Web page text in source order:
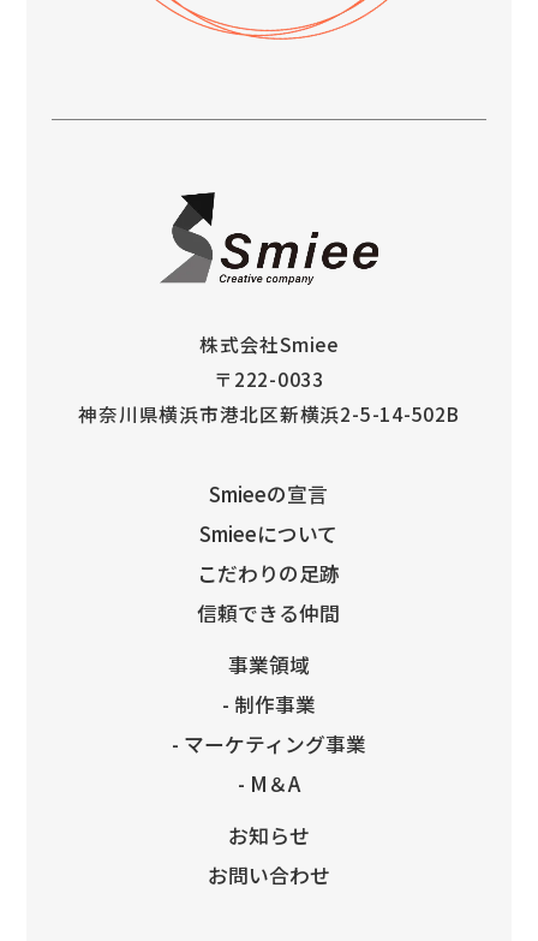
株式会社Smiee
〒222-0033
神奈川県横浜市港北区新横浜2-5-14-502B
Smieeの宣言
Smieeについて
こだわりの足跡
信頼できる仲間
事業領域
- 制作事業
- マーケティング事業
- M＆A
お知らせ
お問い合わせ